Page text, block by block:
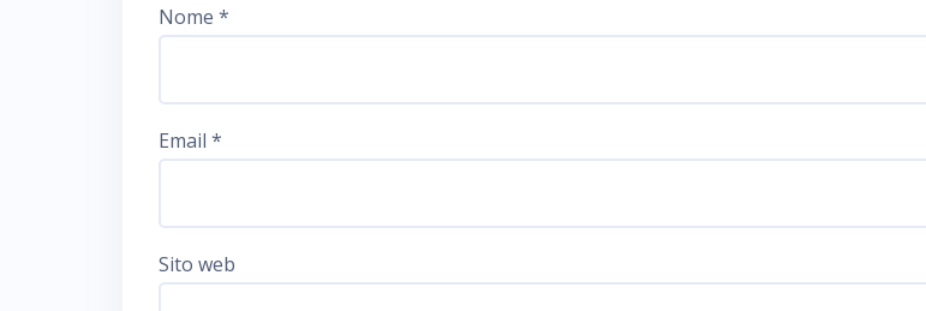
Nome *
Email *
Sito web